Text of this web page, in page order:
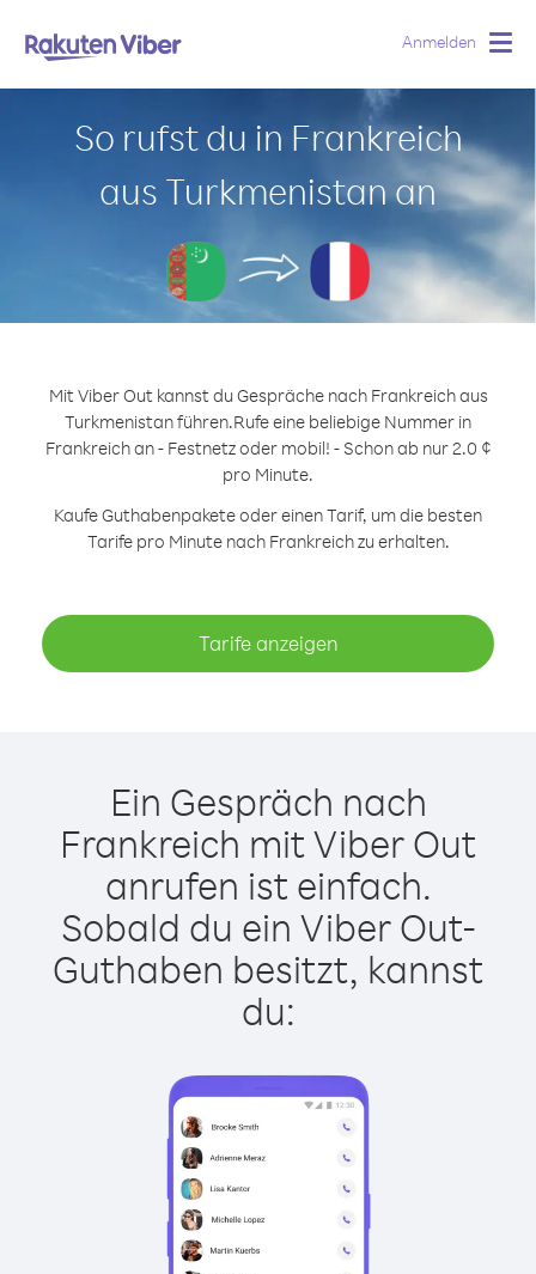
Anmelden
So rufst du in Frankreich
aus Turkmenistan an
Mit Viber Out kannst du Gespräche nach Frankreich aus
Turkmenistan führen.Rufe eine beliebige Nummer in
Frankreich an - Festnetz oder mobil! - Schon ab nur 2.0 ¢
pro Minute.
Kaufe Guthabenpakete oder einen Tarif, um die besten
Tarife pro Minute nach Frankreich zu erhalten.
Tarife anzeigen
Ein Gespräch nach
Frankreich mit Viber Out
anrufen ist einfach.
Sobald du ein Viber Out-
Guthaben besitzt, kannst
du: